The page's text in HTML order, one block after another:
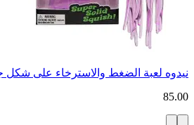
نيدوه لعبة الضغط والاسترخاء على
85.00